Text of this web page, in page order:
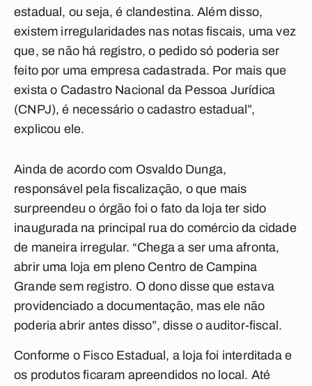
estadual, ou seja, é clandestina. Além disso,
existem irregularidades nas notas fiscais, uma vez
que, se não há registro, o pedido só poderia ser
feito por uma empresa cadastrada. Por mais que
exista o Cadastro Nacional da Pessoa Jurídica
(CNPJ), é necessário o cadastro estadual”,
explicou ele.
Ainda de acordo com Osvaldo Dunga,
responsável pela fiscalização, o que mais
surpreendeu o órgão foi o fato da loja ter sido
inaugurada na principal rua do comércio da cidade
de maneira irregular. “Chega a ser uma afronta,
abrir uma loja em pleno Centro de Campina
Grande sem registro. O dono disse que estava
providenciado a documentação, mas ele não
poderia abrir antes disso”, disse o auditor-fiscal.
Conforme o Fisco Estadual, a loja foi interditada e
os produtos ficaram apreendidos no local. Até